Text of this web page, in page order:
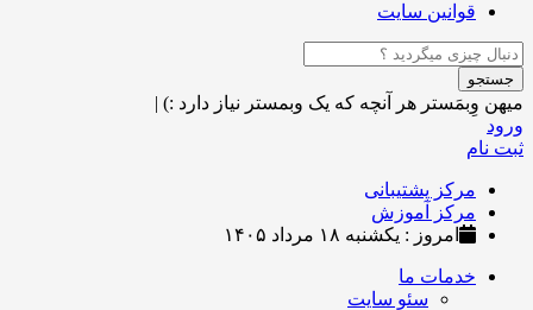
قوانین سایت
جستجو
میهن وِبمَستر هر آنچه که یک وبمستر نیاز دارد :) |
ورود
ثبت نام
مرکز پشتیبانی
مرکز آموزش
امروز : یکشنبه ۱۸ مرداد ۱۴۰۵
خدمات ما
سئو سایت